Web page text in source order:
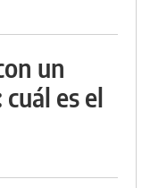
un
es el